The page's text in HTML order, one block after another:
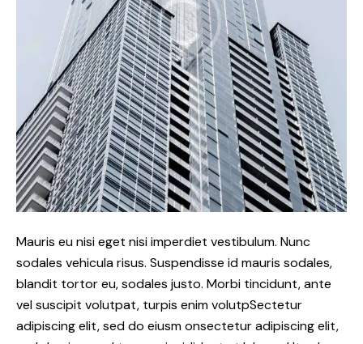
Mauris eu nisi eget nisi imperdiet vestibulum. Nunc
sodales vehicula risus. Suspendisse id mauris sodales,
blandit tortor eu, sodales justo. Morbi tincidunt, ante
vel suscipit volutpat, turpis enim volutpSectetur
adipiscing elit, sed do eiusm onsectetur adipiscing elit,